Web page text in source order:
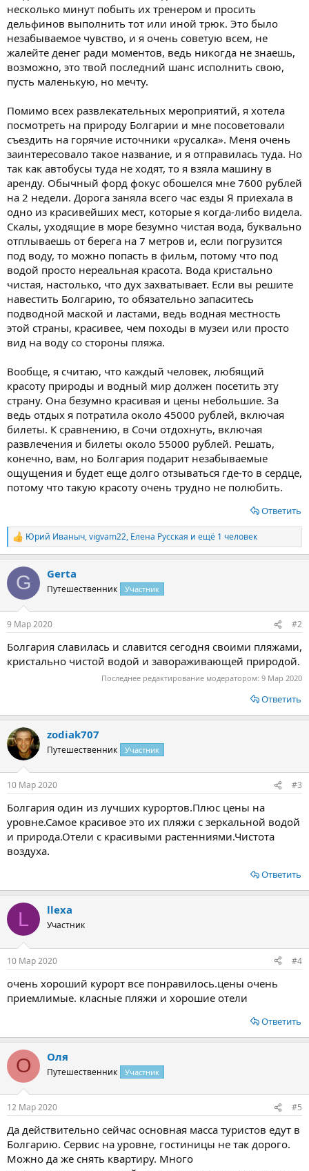
несколько минут побыть их тренером и просить
дельфинов выполнить тот или иной трюк. Это было
незабываемое чувство, и я очень советую всем, не
жалейте денег ради моментов, ведь никогда не знаешь,
возможно, это твой последний шанс исполнить свою,
пусть маленькую, но мечту.
Помимо всех развлекательных мероприятий, я хотела
посмотреть на природу Болгарии и мне посоветовали
съездить на горячие источники «русалка». Меня очень
заинтересовало такое название, и я отправилась туда. Но
так как автобусы туда не ходят, то я взяла машину в
аренду. Обычный форд фокус обошелся мне 7600 рублей
на 2 недели. Дорога заняла всего час езды Я приехала в
одно из красивейших мест, которые я когда-либо видела.
Скалы, уходящие в море безумно чистая вода, буквально
отплываешь от берега на 7 метров и, если погрузится
под воду, то можно попасть в фильм, потому что под
водой просто нереальная красота. Вода кристально
чистая, настолько, что дух захватывает. Если вы решите
навестить Болгарию, то обязательно запаситесь
подводной маской и ластами, ведь водная местность
этой страны, красивее, чем походы в музеи или просто
вид на воду со стороны пляжа.
Вообще, я считаю, что каждый человек, любящий
красоту природы и водный мир должен посетить эту
страну. Она безумно красивая и цены небольшие. За
ведь отдых я потратила около 45000 рублей, включая
билеты. К сравнению, в Сочи отдохнуть, включая
развлечения и билеты около 55000 рублей. Решать,
конечно, вам, но Болгария подарит незабываемые
ощущения и будет еще долго отзываться где-то в сердце,
потому что такую красоту очень трудно не полюбить.
Ответить
Р
е
к
ц
и
Юрий Иваныч,vigvam22, Елена Русская и ещё 1 человек
G Gerta
Путешественник Участник
9 Мар 2020 #2
Болгария славилась и славится сегодня своими пляжами,
кристально чистой водой и завораживающей природой.
Последнее редактирование модератором: 9 Мар 2020
Ответить
zodiak707
Путешественник Участник
10 Мар 2020 #3
Болгария один из лучших курортов.Плюс цены на
уровне.Самое красивое это их пляжи с зеркальной водой
и природа.Отели с красивыми растенниями.Чистота
воздуха.
Ответить
L llexa
Участник
10 Мар 2020 #4
очень хороший курорт все понравилось.цены очень
приемлимые. класные пляжи и хорошие отели
Ответить
О Оля
Путешественник Участник
12 Мар 2020 #5
Да действительно сейчас основная масса туристов едут в
Болгарию. Сервис на уровне, гостиницы не так дорого.
Можно да же снять квартиру. Много